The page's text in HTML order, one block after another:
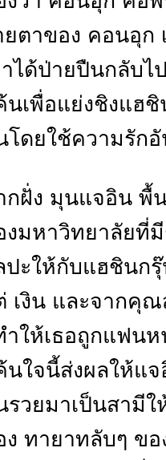
ยตาของ คอนอุก
าได้ป่ายปืนกลับไ
นเพื่อแย่งชิงแฮ
โดยใช้ความรัก
กฝั่ง มุนแจอิน พื้น
งมหาวิทยาลัยที่
ปะให้กับแฮชินก
เงิน และจากคุ
ำให้เธอถูกแฟน
นใจนี้ส่งผลให้แ
รวยมาเป็นสามีใ
ง ทายาทลับๆ ข